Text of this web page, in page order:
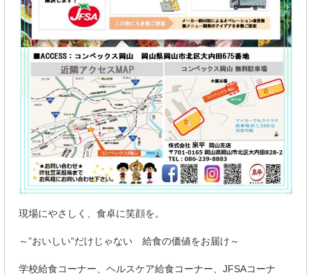
現場にやさしく、食卓に笑顔を。
～”おいしい”だけじゃない 給食の価値をお届け～
学校給食コーナー、ヘルスケア給食コーナー、JFSAコーナ